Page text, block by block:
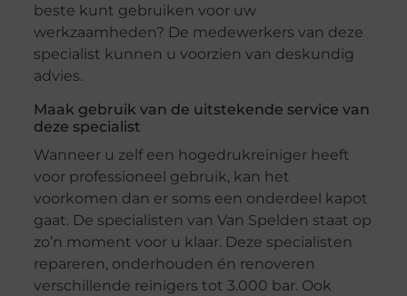
beste kunt gebruiken voor uw
werkzaamheden? De medewerkers van deze
specialist kunnen u voorzien van deskundig
advies.
Maak gebruik van de uitstekende service van
deze specialist
Wanneer u zelf een hogedrukreiniger heeft
voor professioneel gebruik, kan het
voorkomen dan er soms een onderdeel kapot
gaat. De specialisten van Van Spelden staat op
zo’n moment voor u klaar. Deze specialisten
repareren, onderhouden én renoveren
verschillende reinigers tot 3.000 bar. Ook